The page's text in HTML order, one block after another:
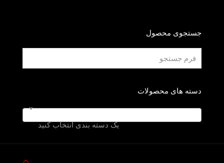
جستجوی محصول
دسته های محصولات
یک دسته بندی انتخاب کنید